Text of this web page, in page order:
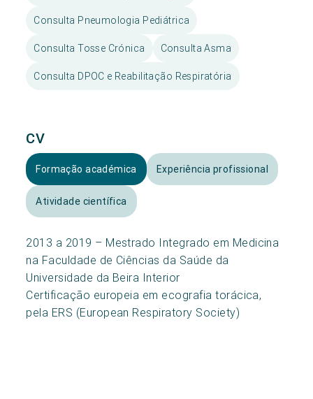
Consulta Pneumologia Pediátrica
Consulta Tosse Crónica Consulta Asma
Consulta DPOC e Reabilitação Respiratória
CV
Formação académica Experiência profissional
Atividade científica
2013 a 2019 – Mestrado Integrado em Medicina
na Faculdade de Ciências da Saúde da
Universidade da Beira Interior
Certificação europeia em ecografia torácica,
pela ERS (European Respiratory Society)